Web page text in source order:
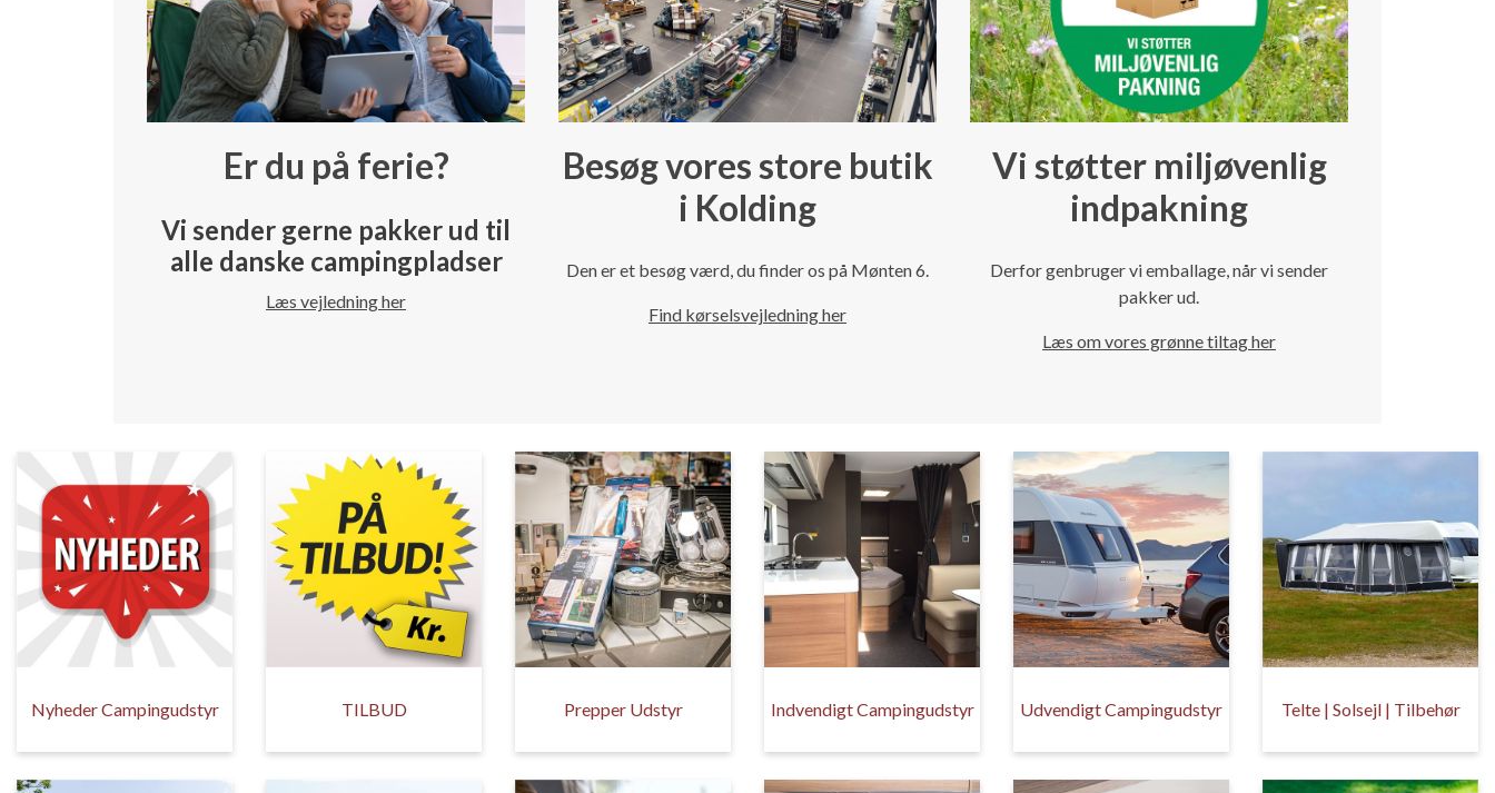
Er du på ferie?
Vi sender gerne pakker ud til
alle danske campingpladser
Læs vejledning her
Besøg vores store butik
i Kolding
Den er et besøg værd, du finder os på Mønten 6.
Find kørselsvejledning her
Vi støtter miljøvenlig
indpakning
Derfor genbruger vi emballage, når vi sender
pakker ud.
Læs om vores grønne tiltag her
Nyheder Campingudstyr TILBUD Prepper Udstyr Indvendigt Campingudstyr Udvendigt Campingudstyr Telte | Solsejl | Tilbehør